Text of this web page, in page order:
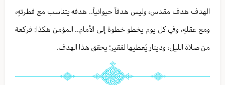
الهدف هدف مقدس، وليس هدفاً حيوانياً.. هدفه يتناسب مع فطرتهِ،
ومع عقلهِ، وفي كل يوم يخطو خطوة إلى الأمام.. المؤمن هكذا: فركعة
من صلاة الليل، ودينار يُعطيها لفقير؛ يحقق هذا الهدف.